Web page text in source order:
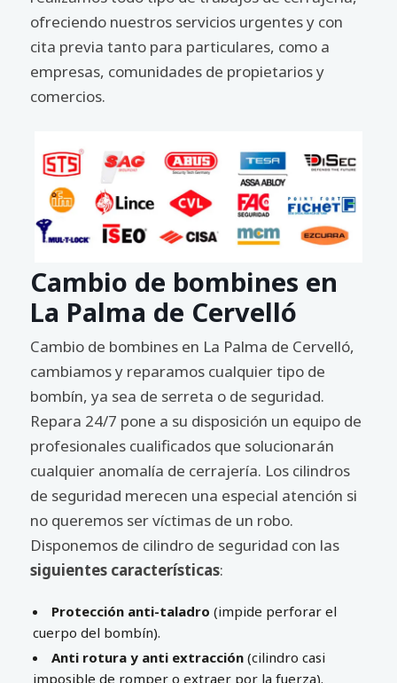
ofreciendo nuestros servicios urgentes y con
cita previa tanto para particulares, como a
empresas, comunidades de propietarios y
comercios.
Cambio de bombines en
La Palma de Cervelló
Cambio de bombines en La Palma de Cervelló,
cambiamos y reparamos cualquier tipo de
bombín, ya sea de serreta o de seguridad.
Repara 24/7 pone a su disposición un equipo de
profesionales cualificados que solucionarán
cualquier anomalía de cerrajería. Los cilindros
de seguridad merecen una especial atención si
no queremos ser víctimas de un robo.
Disponemos de cilindro de seguridad con las
siguientes características:
Protección anti-taladro(impide perforar el
cuerpo del bombín).
Anti rotura y anti extracción (cilindro casi
imposible de romper o extraer por la fuerza).